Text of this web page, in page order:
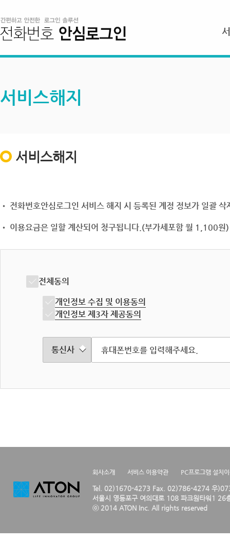
서비스해지
서비스해지
• 전화번호안심로그인 서비스 해지 시 등록된 계정 정보가 일괄
• 이용요금은 일할 계산되어 청구됩니다.(부가세포함 월 1,100원)
전체동의
개인정보 수집 및 이용동의
개인정보 제3자 제공동의
회사소개 서비스 이용약관 PC프로그램 설치
Tel. 02)1670-4273 Fax. 02)786-4274 우
서울시 영등포구 여의대로 108 파크원타워1 26
ⓒ 2014 ATON Inc. All rights reserved